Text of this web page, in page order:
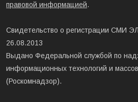
правовой информацией.
Свидетельство о регистрации СМИ
26.08.2013
Выдано Федеральной службой по
информационных технологий и
(Роскомнадзор).